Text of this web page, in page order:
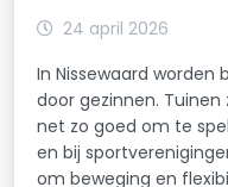
24 april 2026
In Nissewaard
door gezinnen.
net zo goed om te
en bij
om beweging en